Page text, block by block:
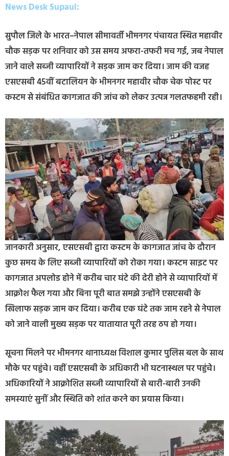
News Desk Supaul:
सुपौल जिले के भारत–नेपाल सीमावर्ती भीमनगर पंचायत स्थित महावीर
चौक सड़क पर शनिवार को उस समय अफरा-तफरी मच गई, जब नेपाल
जाने वाले सब्जी व्यापारियों ने सड़क जाम कर दिया। जाम की वजह
एसएसबी 45वीं बटालियन के भीमनगर महावीर चौक चेक पोस्ट पर
कस्टम से संबंधित कागजात की जांच को लेकर उत्पन्न गलतफहमी रही।
जानकारी अनुसार, एसएसबी द्वारा कस्टम के कागजात जांच के दौरान
कुछ समय के लिए सब्जी व्यापारियों को रोका गया। कस्टम साइट पर
कागजात अपलोड होने में करीब चार घंटे की देरी होने से व्यापारियों में
आक्रोश फैल गया और बिना पूरी बात समझे उन्होंने एसएसबी के
खिलाफ सड़क जाम कर दिया। करीब एक घंटे तक जाम रहने से नेपाल
को जाने वाली मुख्य सड़क पर यातायात पूरी तरह ठप हो गया।
सूचना मिलने पर भीमनगर थानाध्यक्ष विशाल कुमार पुलिस बल के साथ
मौके पर पहुंचे। वहीं एसएसबी के अधिकारी भी घटनास्थल पर पहुंचे।
अधिकारियों ने आक्रोशित सब्जी व्यापारियों से बारी-बारी उनकी
समस्याएं सुनीं और स्थिति को शांत करने का प्रयास किया।